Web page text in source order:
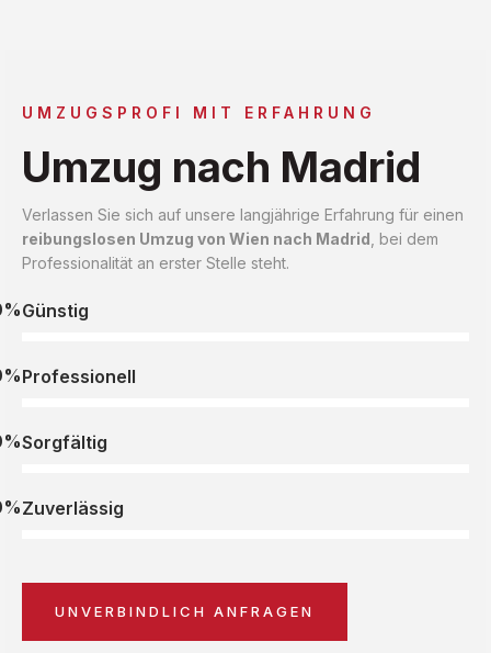
UMZUGSPROFI MIT ERFAHRUNG
Umzug nach Madrid
Verlassen Sie sich auf unsere langjährige Erfahrung für einen
reibungslosen Umzug von Wien nach Madrid , bei dem
Professionalität an erster Stelle steht.
Günstig
Professionell
Sorgfältig
Zuverlässig
UNVERBINDLICH ANFRAGEN